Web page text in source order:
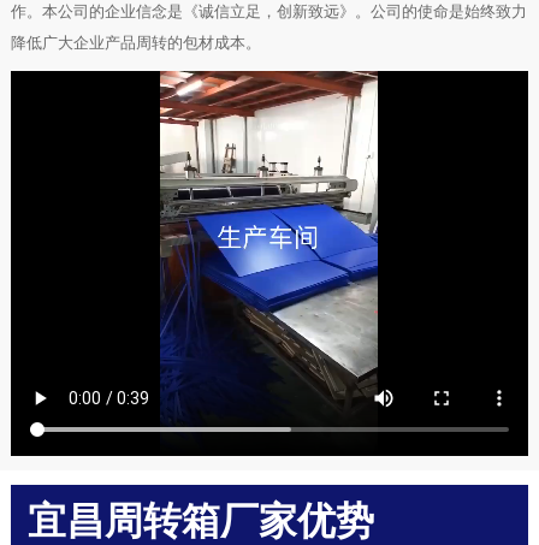
作。本公司的企业信念是《诚信立足，创新致远》。公司的使命是始终致力
降低广大企业产品周转的包材成本。
宜昌周转箱厂家优势